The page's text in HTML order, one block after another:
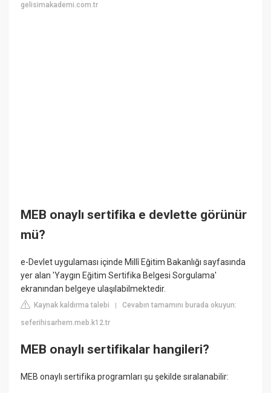
gelisimakademi.com.tr
MEB onaylı sertifika e devlette görünür
mü?
e-Devlet uygulaması içinde Millî Eğitim Bakanlığı sayfasında
yer alan 'Yaygın Eğitim Sertifika Belgesi Sorgulama'
ekranından belgeye ulaşılabilmektedir.
Kaynak kaldırma talebi |Cevabın tamamını burada okuyun:
seferihisarhem.meb.k12.tr
MEB onaylı sertifikalar hangileri?
MEB onaylı sertifika programları şu şekilde sıralanabilir: